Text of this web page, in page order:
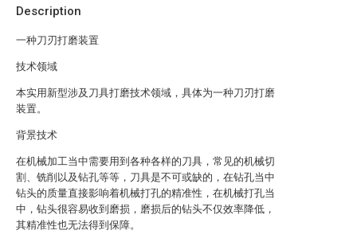
Description
一种刀刃打磨装置
技术领域
本实用新型涉及刀具打磨技术领域，具体为一种刀刃打磨
装置。
背景技术
在机械加工当中需要用到各种各样的刀具，常见的机械切
割、铣削以及钻孔等等，刀具是不可或缺的，在钻孔当中
钻头的质量直接影响着机械打孔的精准性，在机械打孔当
中，钻头很容易收到磨损，磨损后的钻头不仅效率降低，
其精准性也无法得到保障。